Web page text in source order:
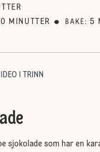
MINUTTER BAKE : 5
I TRINN
sjokolade som har en